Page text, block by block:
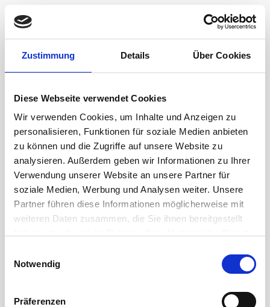
Zustimmung Details Über Cookies
Diese Webseite verwendet Cookies
Wir verwenden Cookies, um Inhalte und Anzeigen zu
personalisieren, Funktionen für soziale Medien anbieten
zu können und die Zugriffe auf unsere Website zu
analysieren. Außerdem geben wir Informationen zu Ihrer
Verwendung unserer Website an unsere Partner für
soziale Medien, Werbung und Analysen weiter. Unsere
Partner führen diese Informationen möglicherweise mit
weiteren Daten zusammen, die Sie ihnen bereitgestellt
Notwendig
Präferenzen